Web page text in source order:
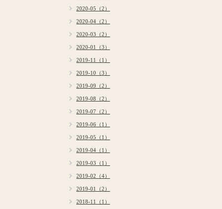
2020-05（2）
2020-04（2）
2020-03（2）
2020-01（3）
2019-11（1）
2019-10（3）
2019-09（2）
2019-08（2）
2019-07（2）
2019-06（1）
2019-05（1）
2019-04（1）
2019-03（1）
2019-02（4）
2019-01（2）
2018-11（1）